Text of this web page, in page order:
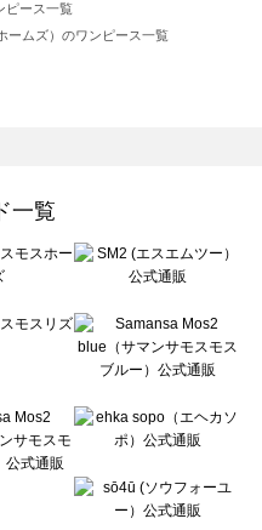
ピース一覧
ームズ）のワンピース一覧
ンサモスモス）のワンピース一覧
）のワンピース一覧
ンピース一覧
一覧
ース一覧
一覧